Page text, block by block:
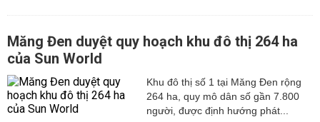
Măng Đen duyệt quy hoạch khu đô thị 264 ha
của Sun World
Khu đô thị số 1 tại Măng Đen rộng
264 ha, quy mô dân số gần 7.800
người, được định hướng phát...